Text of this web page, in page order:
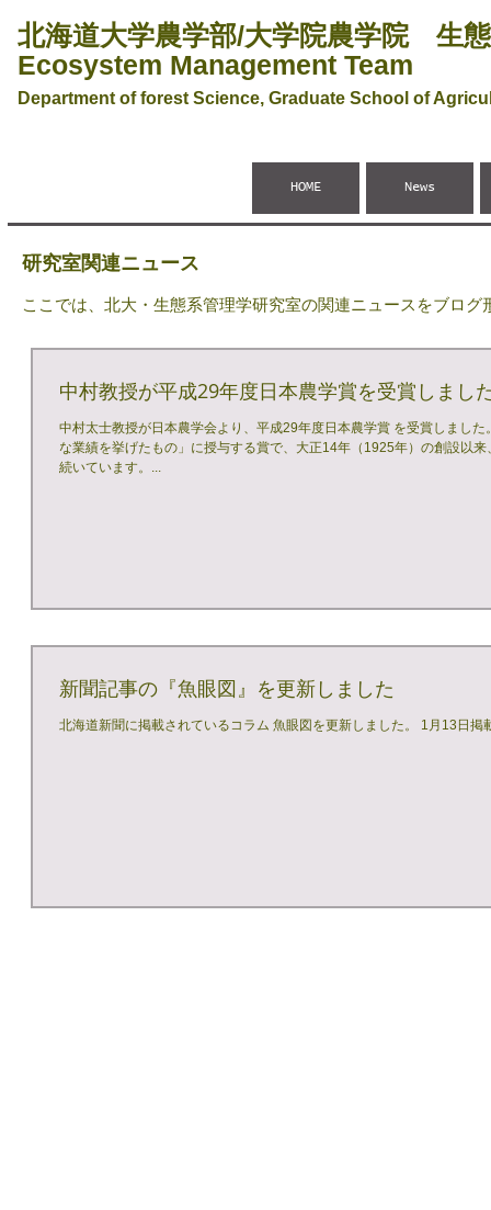
北海道大学農学部/大学院農学院 生
Ecosystem Management Team
Department of forest Science, Graduate School of
HOME News
研究室関連ニュース
ここでは、北大・生態系管理学研究室の関連ニュースをブログ
中村教授が平成29年度日本農学賞を受賞しまし
中村太士教授が日本農学会より、平成29年度日本農学賞 を受賞しまし
な業績を挙げたもの」に授与する賞で、大正14年（1925年）の創設以
続いています。...
新聞記事の『魚眼図』を更新しました
北海道新聞に掲載されているコラム 魚眼図を更新しました。 1月13日